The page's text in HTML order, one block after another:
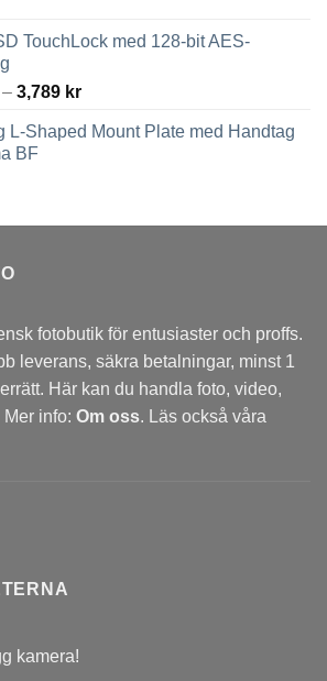
TouchLock med 128-bit AES-
– 3,789 krPrisintervall:
till
L-Shaped Mount Plate med Handtag
BF
fotobutik för entusiaster och proffs.
leverans, säkra betalningar, minst 1
Här kan du handla foto, video,
info: Om oss. Läs också våra
kamera!